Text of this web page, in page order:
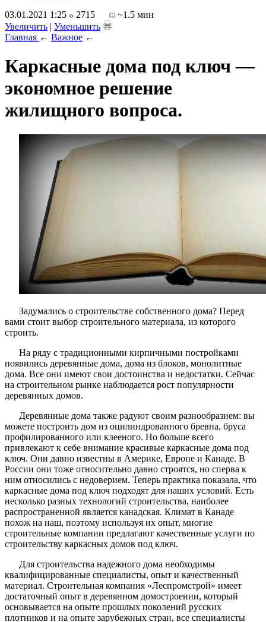
03.01.2021 1:25
2715
~1.5 мин
Увеличить | Уменьшить
Главная ← Важное ←
Каркасные дома под ключ —
экономное решение
жилищного вопроса.
Задумались о строительстве собственного дома? Перед
вами стоит выбор строительного материала, из которого
строить.
На ряду с традиционными кирпичными постройками
появились деревянные дома, дома из блоков, монолитные
дома. Все они имеют свои достоинства и недостатки. Сейчас
на строительном рынке наблюдается рост популярности
деревянных домов.
Деревянные дома также радуют своим разнообразием: вы
можете построить дом из оцилиндрованного бревна, бруса
профилированного или клееного. Но больше всего
привлекают к себе внимание красивые каркасные дома под
ключ. Они давно известны в Америке, Европе и Канаде. В
России они тоже относительно давно строятся, но сперва к
ним относились с недоверием. Теперь практика показала, что
каркасные дома под ключ подходят для наших условий. Есть
несколько разных технологий строительства, наиболее
распространенной является канадская. Климат в Канаде
похож на наш, поэтому используя их опыт, многие
строительные компании предлагают качественные услуги по
строительству каркасных домов под ключ.
Для строительства надежного дома необходимы
квалифицированные специалисты, опыт и качественный
материал. Строительная компания «Леспромстрой» имеет
достаточный опыт в деревянном домостроении, который
основывается на опыте прошлых поколений русских
плотников и на опыте зарубежных стран, все специалисты